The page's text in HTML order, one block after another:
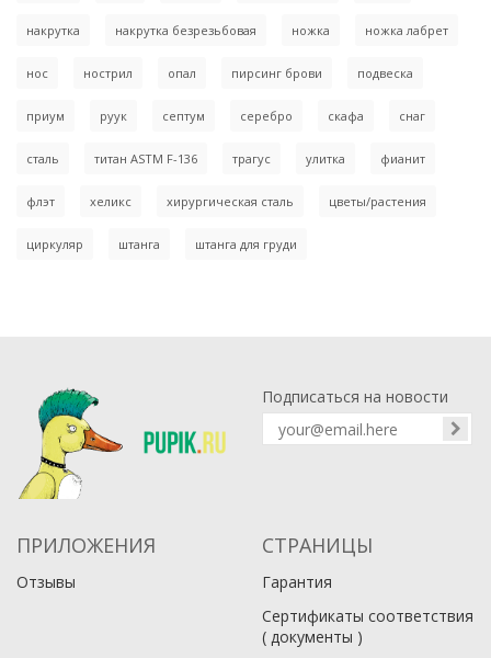
накрутка накрутка безрезьбовая ножка ножка лабрет
нос нострил опал пирсинг брови подвеска
приум руук септум серебро скафа снаг
сталь титан ASTM F-136 трагус улитка фианит
флэт хеликс хирургическая сталь цветы/растения
циркуляр штанга штанга для груди
Подписаться на новости
ПРИЛОЖЕНИЯ
Отзывы
СТРАНИЦЫ
Гарантия
Сертификаты соответствия
( документы )